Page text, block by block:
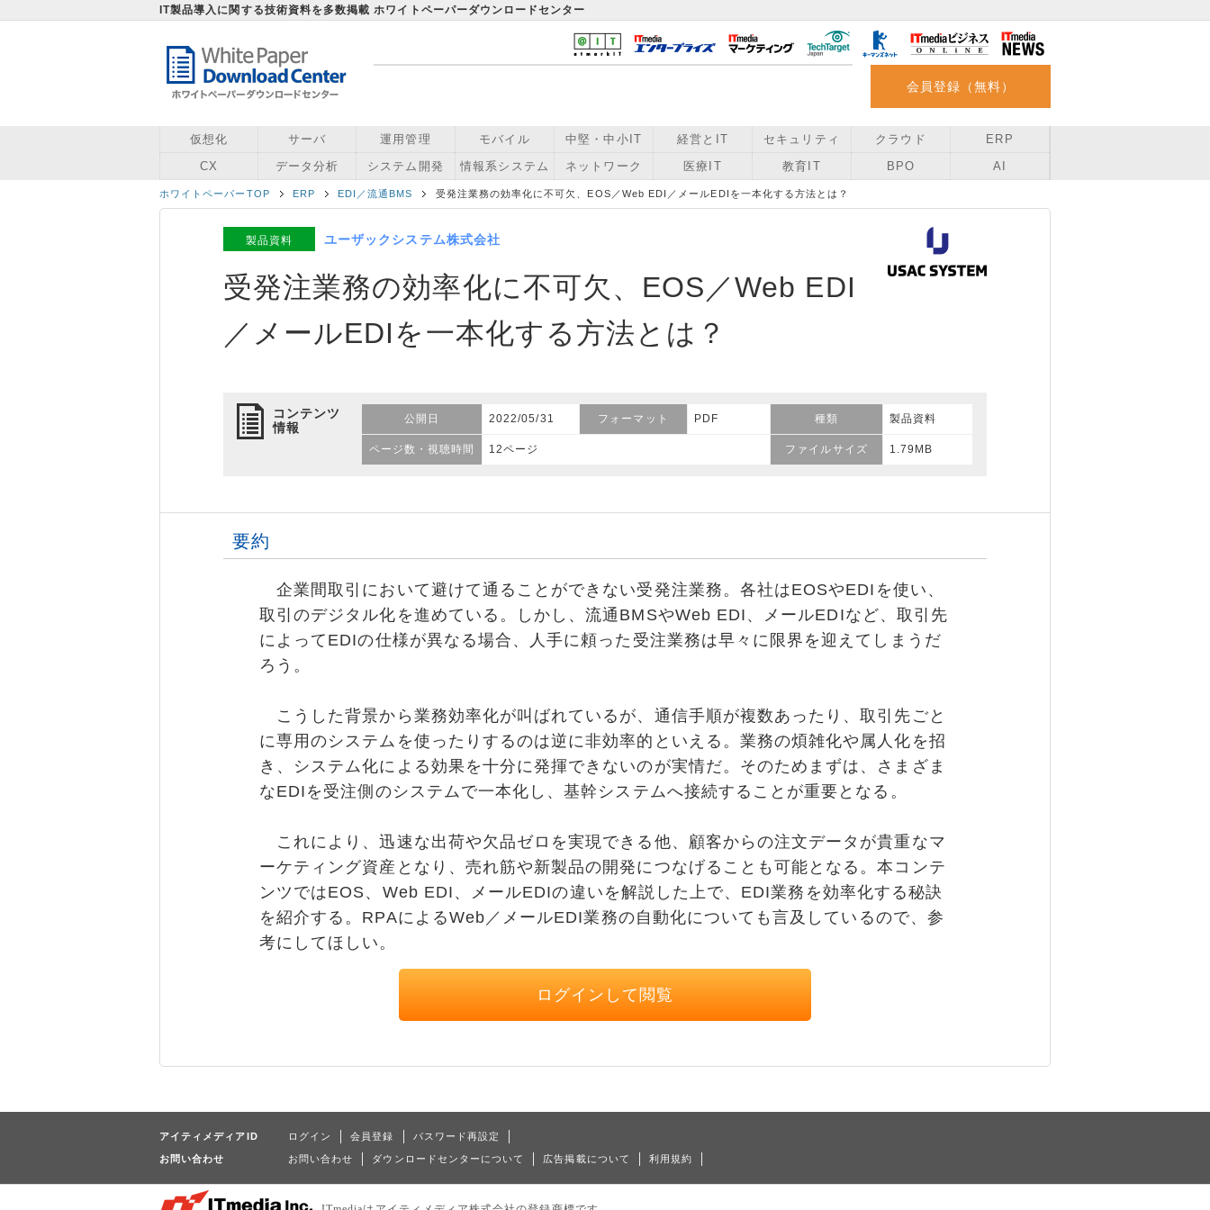
IT製品導入に関する技術資料を多数掲載 ホワイトペーパーダウンロードセンター
会員登録（無料）
仮想化 サーバ 運用管理 モバイル 中堅・中小IT 経営とIT セキュリティ クラウド
ERP
CX
データ分析 システム開発 情報系システム ネットワーク 医療IT 教育IT BPO AI
ホワイトペーパーTOP ERP EDI／流通BMS 受発注業務の効率化に不可欠、EOS／Web EDI／メールEDIを一本化する方法とは？
製品資料 ユーザックシステム株式会社
受発注業務の効率化に不可欠、EOS／Web EDI
／メールEDIを一本化する方法とは？
コンテンツ
情報
公開日 2022/05/31 フォーマット PDF 種類 製品資料
ページ数・視聴時間 12ページ ファイルサイズ 1.79MB
要約
企業間取引において避けて通ることができない受発注業務。各社はEOSやEDIを使い、
取引のデジタル化を進めている。しかし、流通BMSやWeb EDI、メールEDIなど、取引先
によってEDIの仕様が異なる場合、人手に頼った受注業務は早々に限界を迎えてしまうだ
ろう。
こうした背景から業務効率化が叫ばれているが、通信手順が複数あったり、取引先ごと
に専用のシステムを使ったりするのは逆に非効率的といえる。業務の煩雑化や属人化を招
き、システム化による効果を十分に発揮できないのが実情だ。そのためまずは、さまざま
なEDIを受注側のシステムで一本化し、基幹システムへ接続することが重要となる。
これにより、迅速な出荷や欠品ゼロを実現できる他、顧客からの注文データが貴重なマ
ーケティング資産となり、売れ筋や新製品の開発につなげることも可能となる。本コンテ
ンツではEOS、Web EDI、メールEDIの違いを解説した上で、EDI業務を効率化する秘訣
を紹介する。RPAによるWeb／メールEDI業務の自動化についても言及しているので、参
考にしてほしい。
ログインして閲覧
アイティメディアID ログイン 会員登録 パスワード再設定
お問い合わせ お問い合わせ ダウンロードセンターについて 広告掲載について 利用規約